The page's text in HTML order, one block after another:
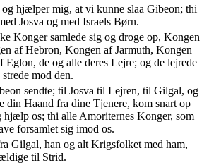
hjælper mig, at vi kunne slaa Gibeon; thi
Josva og med Israels Børn.
Konger samlede sig og droge op, Kongen
af Hebron, Kongen af Jarmuth, Kongen
Eglon, de og alle deres Lejre; og de lejrede
mod den.
sendte; til Josva til Lejren, til Gilgal, og
din Haand fra dine Tjenere, kom snart op
hjælp os; thi alle Amoriternes Konger, som
forsamlet sig imod os.
Gilgal, han og alt Krigsfolket med ham,
til Strid.